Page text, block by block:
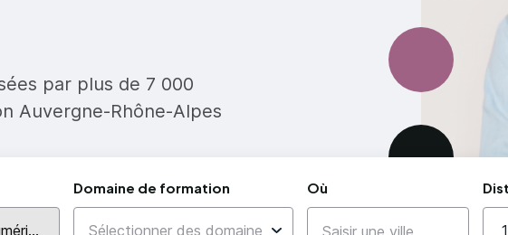
par plus de 7 000
Auvergne-Rhône-Alpes
Domaine de formation Où